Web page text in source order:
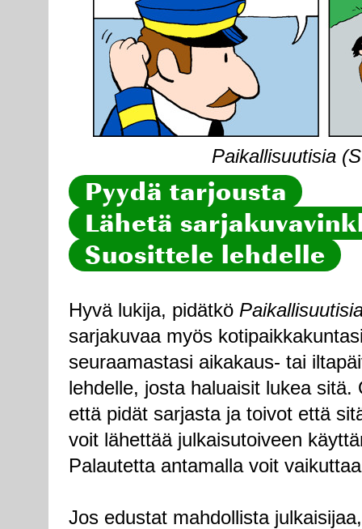
Paikallisuutisia
Pyydä tarjousta
Lähetä
Suosittele lehdelle
Hyvä lukija, pidätkö
sarjakuvaa myös
seuraamastasi aikakaus- tai
lehdelle, josta haluaisit lukea
että pidät sarjasta ja toivot että
voit lähettää julkaisutoiveen
Palautetta antamalla voit
Jos edustat mahdollista